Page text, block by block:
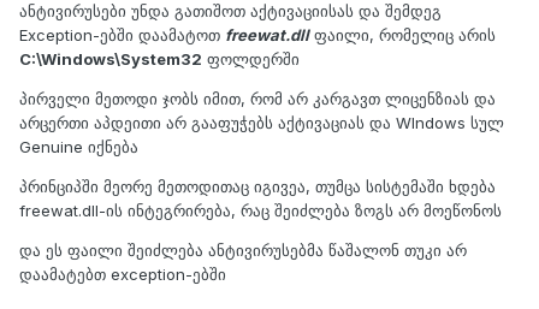
ანტივირუსები უნდა გათიშოთ აქტივაციისას და შემდეგ
Exception-ებში დაამატოთ freewat.dllფაილი, რომელიც არის
C:\Windows\System32 ფოლდერში
პირველი მეთოდი ჯობს იმით, რომ არ კარგავთ ლიცენზიას და
არცერთი აპდეითი არ გააფუჭებს აქტივაციას და WIndows სულ
Genuine იქნება
პრინციპში მეორე მეთოდითაც იგივეა, თუმცა სისტემაში ხდება
freewat.dll-ის ინტეგრირება, რაც შეიძლება ზოგს არ მოეწონოს
და ეს ფაილი შეიძლება ანტივირუსებმა წაშალონ თუკი არ
დაამატებთ exception-ებში